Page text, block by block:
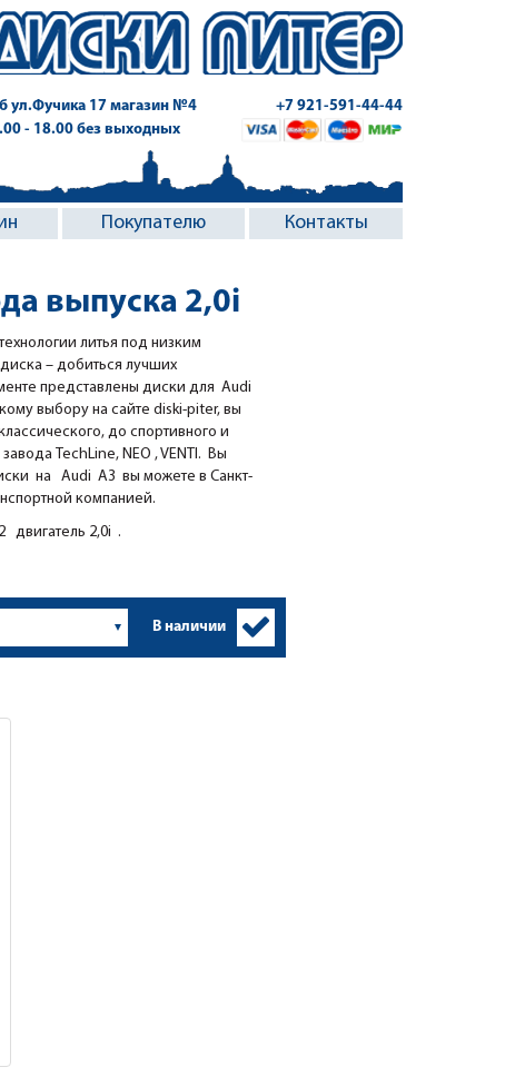
ул.Фучика 17магазин №4
+7 921-591-44-44
- 18.00 без выходных
Покупателю Контакты
выпуска 2,0i
литья под низким
– добиться лучших
представлены диски для Audi
выбору на сайте diski-piter, вы
до спортивного и
TechLine, NEO , VENTI. Вы
на Audi A3 вы можете в Санкт-
компанией.
двигатель 2,0i .
В наличии